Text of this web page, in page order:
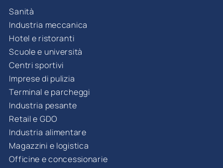
Sanità
Industria meccanica
Hotel e ristoranti
Scuole e università
Centri sportivi
Imprese di pulizia
Terminal e parcheggi
Industria pesante
Retail e GDO
Industria alimentare
Magazzini e logistica
Officine e concessionarie